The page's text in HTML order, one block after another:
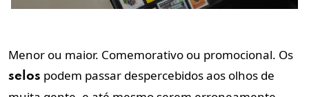
Menor ou maior. Comemorativo ou promocional. Os
selos podem passar despercebidos aos olhos de